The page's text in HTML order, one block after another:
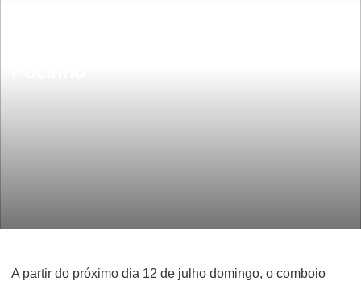
A partir do próximo dia 12 de julho domingo, o comboio